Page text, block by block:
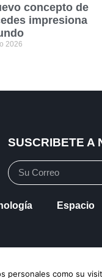
concepto de
impresiona
2026
SUSCRIBETE A
Espacio
personales como su